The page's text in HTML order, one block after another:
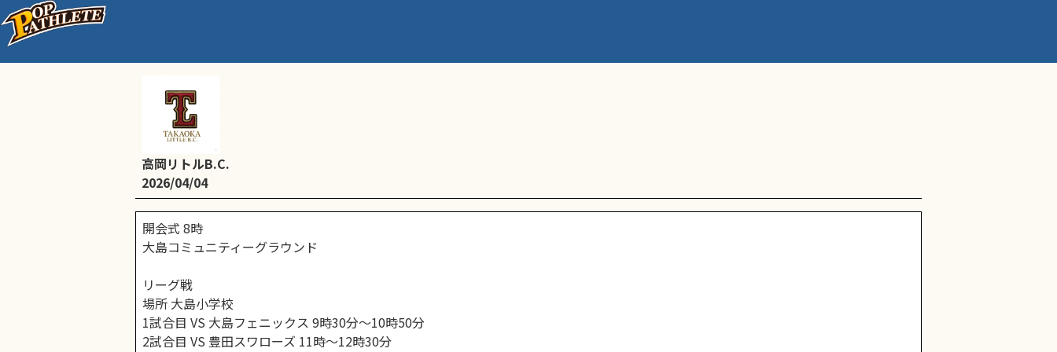
高岡リトルB.C.
2026/04/04
開会式 8時
大島コミュニティーグラウンド
リーグ戦
場所 大島小学校
1試合目 VS 大島フェニックス 9時30分～10時50分
2試合目 VS 豊田スワローズ 11時～12時30分